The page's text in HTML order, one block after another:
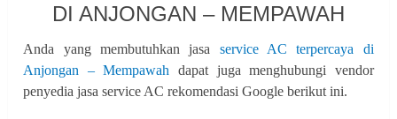
DI ANJONGAN – MEMPAWAH
Anda yang membutuhkan jasa service AC terpercaya di
Anjongan – Mempawah dapat juga menghubungi vendor
penyedia jasa service AC rekomendasi Google berikut ini.